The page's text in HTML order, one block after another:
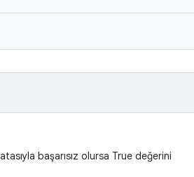
başarısız olursa True değerini